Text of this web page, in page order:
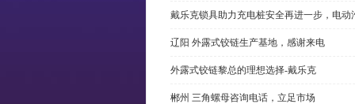
戴乐克锁具助力充电桩安全再进一步，电动
辽阳 外露式铰链生产基地，感谢来电
外露式铰链黎总的理想选择-戴乐克
郴州 三角螺母咨询电话，立足市场